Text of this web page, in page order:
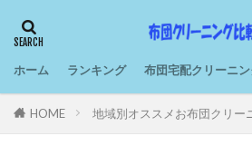
ホーム ランキング 布団宅配クリーニ
HOME 地域別オススメお布団クリー